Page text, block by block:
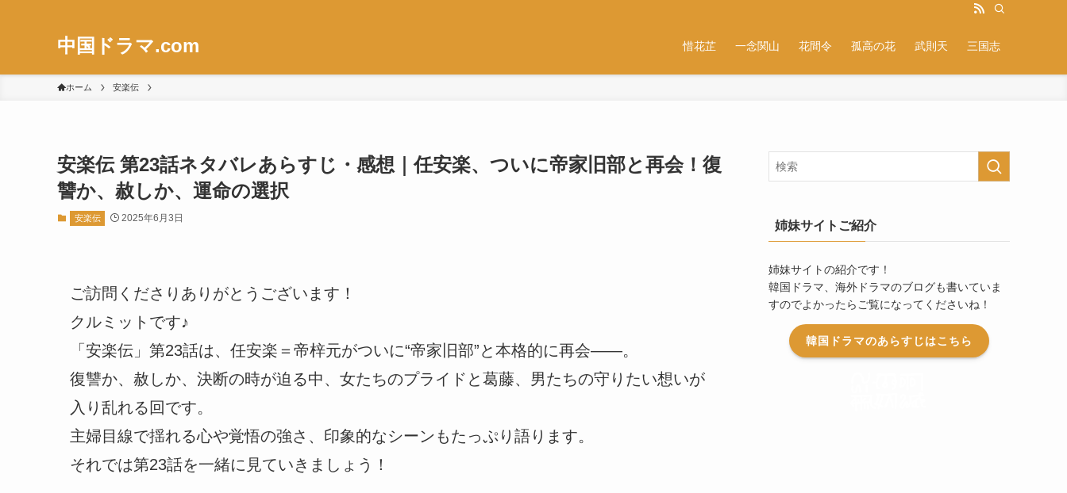
中国ドラマ.com 惜花芷 一念関山 花間令 孤高の花 武則天 三国志
ホーム 安楽伝
安楽伝 第23話ネタバレあらすじ・感想｜任安楽、ついに帝家旧部と再会！復
讐か、赦しか、運命の選択
安楽伝 2025年6月3日
ご訪問くださりありがとうございます！
クルミットです♪
「安楽伝」第23話は、任安楽＝帝梓元がついに“帝家旧部”と本格的に再会――。
復讐か、赦しか、決断の時が迫る中、女たちのプライドと葛藤、男たちの守りたい想いが
入り乱れる回です。
主婦目線で揺れる心や覚悟の強さ、印象的なシーンもたっぷり語ります。
それでは第23話を一緒に見ていきましょう！
姉妹サイトご紹介
姉妹サイトの紹介です！
韓国ドラマ、海外ドラマのブログも書いていま
すのでよかったらご覧になってくださいね！
韓国ドラマのあらすじはこちら